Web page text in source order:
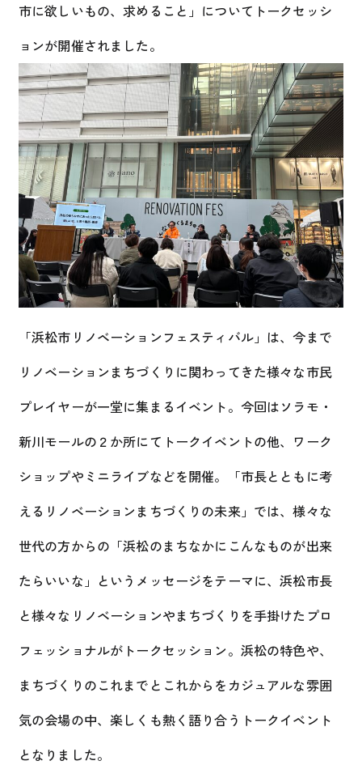
市に欲しいもの、求めること」についてトークセッシ
ョンが開催されました。
「浜松市リノベーションフェスティバル」は、今まで
リノベーションまちづくりに関わってきた様々な市民
プレイヤーが一堂に集まるイベント。今回はソラモ・
新川モールの２か所にてトークイベントの他、ワーク
ショップやミニライブなどを開催。「市長とともに考
えるリノベーションまちづくりの未来」では、様々な
世代の方からの「浜松のまちなかにこんなものが出来
たらいいな」というメッセージをテーマに、浜松市長
と様々なリノベーションやまちづくりを手掛けたプロ
フェッショナルがトークセッション。浜松の特色や、
まちづくりのこれまでとこれからをカジュアルな雰囲
気の会場の中、楽しくも熱く語り合うトークイベント
となりました。